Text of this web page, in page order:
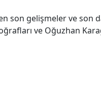
son gelişmeler ve son
ve Oğuzhan